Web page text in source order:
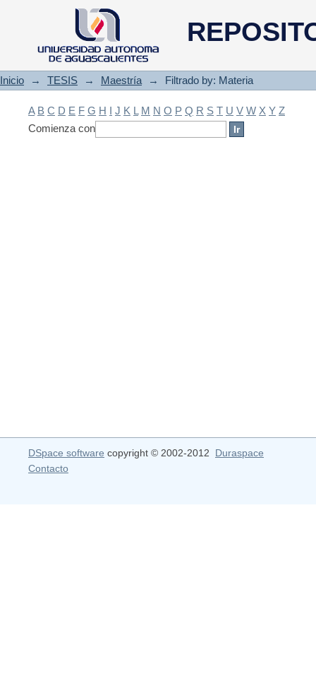
Filtrado by: Materia
Inicio → TESIS → Maestría → Filtrado by: Materia
A B C D E F G H I J K L M N O P Q R S T U V W X Y Z
Comienza con
DSpace software copyright © 2002-2012 Duraspace
Contacto